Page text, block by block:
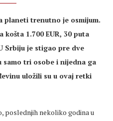
planeti trenutno je osmijum.
1.700 EUR, 30 puta
Srbiju je stigao pre dve
tri osobe i nijedna ga
uložili su u ovaj retki
poslednjih nekoliko godina u